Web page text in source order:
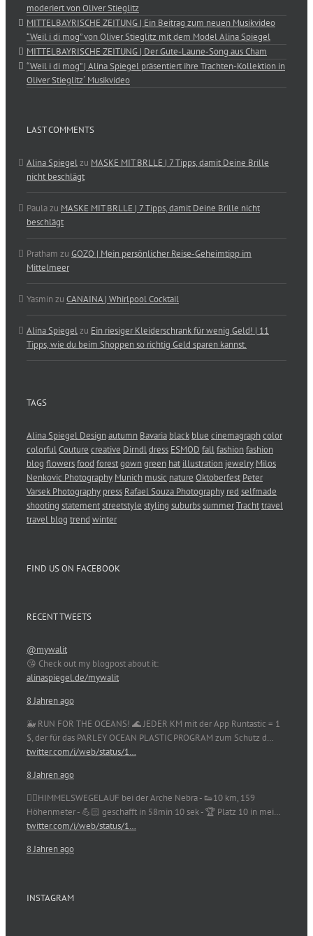
moderiert von Oliver Stieglitz
MITTELBAYRISCHE ZEITUNG | Ein Beitrag zum neuen Musikvideo
“Weil i di mog” von Oliver Stieglitz mit dem Model Alina Spiegel
MITTELBAYRISCHE ZEITUNG | Der Gute-Laune-Song aus Cham
“Weil i di mog” | Alina Spiegel präsentiert ihre Trachten-Kollektion in
Oliver Stieglitz´ Musikvideo
LAST COMMENTS
Alina Spiegelzu MASKE MIT BRLLE | 7 Tipps, damit Deine Brille
nicht beschlägt
Paulazu MASKE MIT BRLLE | 7 Tipps, damit Deine Brille nicht
beschlägt
Pratham zu GOZO | Mein persönlicher Reise-Geheimtipp im
Mittelmeer
Yasmin zu CANAINA | Whirlpool Cocktail
Alina Spiegelzu Ein riesiger Kleiderschrank für wenig Geld! | 11
Tipps, wie du beim Shoppen so richtig Geld sparen kannst.
TAGS
Alina Spiegel Designautumn Bavaria black blue cinemagraphcolor
colorfulCouture creative Dirndldress ESMOD fallfashionfashion
blog flowersfood forestgowngreen hat illustration jewelry Milos
Nenkovic Photography Munich music nature Oktoberfest Peter
Varsek Photography press Rafael Souza Photography red selfmade
shooting statementstreetstyle styling suburbssummerTrachttravel
travel blog trend winter
FIND US ON FACEBOOK
RECENT TWEETS
@mywalit
😘 Check out my blogpost about it:
alinaspiegel.de/mywalit
8 Jahren ago
🐳 RUN FOR THE OCEANS! 🌊 JEDER KM mit der App Runtastic = 1
$, der für das PARLEY OCEAN PLASTIC PROGRAM zum Schutz d…
twitter.com/i/web/status/1…
8 Jahren ago
🏃‍♀️HIMMELSWEGELAUF bei der Arche Nebra - 👟10 km, 159
Höhenmeter - 💪🏻 geschafft in 58min 10 sek - 🏆 Platz 10 in mei…
twitter.com/i/web/status/1…
8 Jahren ago
INSTAGRAM